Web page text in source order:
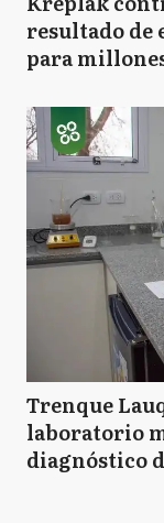
Q
SF
SI
VL
resultado de
para
Trenque
laboratorio
diagnóstico